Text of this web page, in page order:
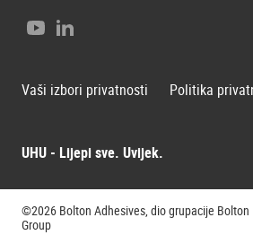
UHU - Lijepi sve. Uvijek.
YoutubeLinkedIn
Vaši izbori privatnosti Politika
©2026 Bolton Adhesives, dio grupacije Bolton
Group